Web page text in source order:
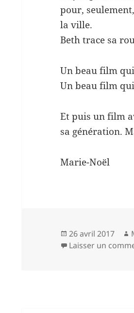
pour,
la ville.
Beth trace sa
Un beau film
Un beau film
Et puis un film
sa génération.
Marie-Noël
Publié
le
26 avril 2017
Laisser un